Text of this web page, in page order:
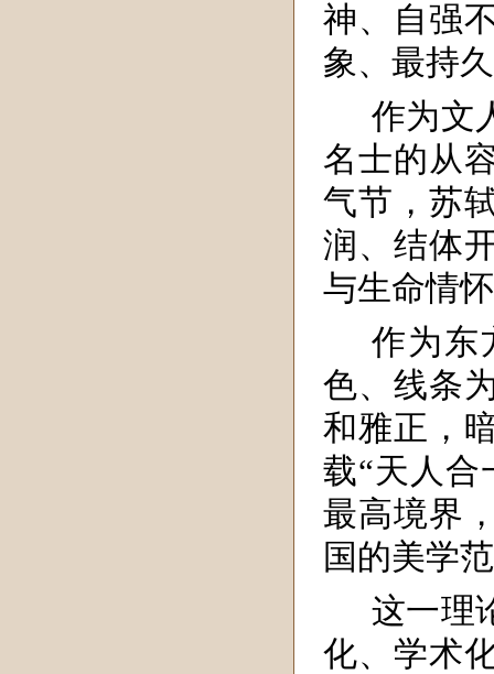
神、自强
象、最持
作为文
名士的从
气节，苏
润、结体
与生命情
作为东
色、线条
和雅正，
载“天人合
最高境界
国的美学
这一理
化、学术